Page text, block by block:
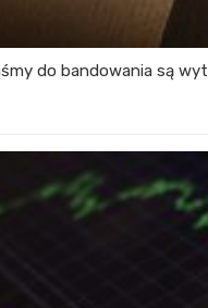
do bandowania są